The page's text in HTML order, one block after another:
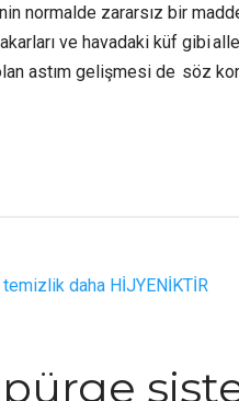
normalde zararsız bir
ve havadaki küf gibi
astım gelişmesi de söz